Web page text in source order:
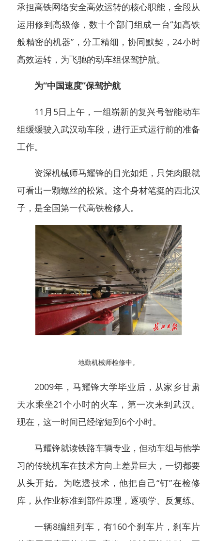
承担高铁网络安全高效运转的核心职能，全段从
运用修到高级修，数十个部门组成一台“如高铁
般精密的机器”，分工精细，协同默契，24小时
高效运转，为飞驰的动车组保驾护航。
为“中国速度”保驾护航
11月5日上午，一组崭新的复兴号智能动车
组缓缓驶入武汉动车段，进行正式运行前的准备
工作。
资深机械师马耀锋的目光如炬，只凭肉眼就
可看出一颗螺丝的松紧。这个身材笔挺的西北汉
子，是全国第一代高铁检修人。
地勤机械师检修中。
2009年，马耀锋大学毕业后，从家乡甘肃
天水乘坐21个小时的火车，第一次来到武汉。
现在，这一时间已经缩短到6个小时。
马耀锋就读铁路车辆专业，但动车组与他学
习的传统机车在技术方向上差异巨大，一切都要
从头开始。为吃透技术，他把自己“钉”在检修
库，从作业标准到部件原理，逐项学、反复练。
一辆8编组列车，有160个刹车片，刹车片